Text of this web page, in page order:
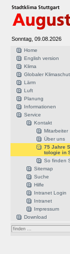
Sonntag, 09.08.2026
Home
English version
Klima
Globaler
Lärm
Luft
Planung
Informationen
Service
Kontakt
Mitarbeiter
Über uns
75 Jahre
tologie in
So finden
Sitemap
Suche
Hilfe
Intranet Login
Intranet
Impressum
Download